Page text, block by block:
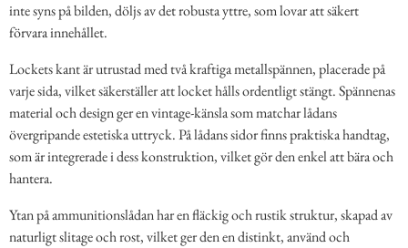
inte syns på bilden, döljs av det robusta yttre, som lovar att säkert
förvara innehållet.
Lockets kant är utrustad med två kraftiga metallspännen, placerade på
varje sida, vilket säkerställer att locket hålls ordentligt stängt. Spännenas
material och design ger en vintage-känsla som matchar lådans
övergripande estetiska uttryck. På lådans sidor finns praktiska handtag,
som är integrerade i dess konstruktion, vilket gör den enkel att bära och
hantera.
Ytan på ammunitionslådan har en fläckig och rustik struktur, skapad av
naturligt slitage och rost, vilket ger den en distinkt, använd och